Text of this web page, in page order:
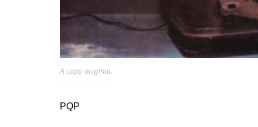
A capa original.
PQP